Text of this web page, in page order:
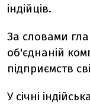
індійців.
За словами
об'єднаній
підприємств
У січні